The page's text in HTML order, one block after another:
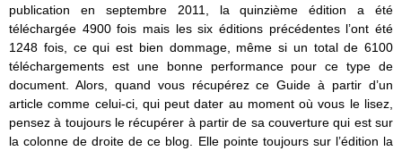
publication en septembre 2011, la quinzième édition a été
téléchargée 4900 fois mais les six éditions précédentes l’ont été
1248 fois, ce qui est bien dommage, même si un total de 6100
téléchargements est une bonne performance pour ce type de
document. Alors, quand vous récupérez ce Guide à partir d’un
article comme celui-ci, qui peut dater au moment où vous le lisez,
pensez à toujours le récupérer à partir de sa couverture qui est sur
la colonne de droite de ce blog. Elle pointe toujours sur l’édition la